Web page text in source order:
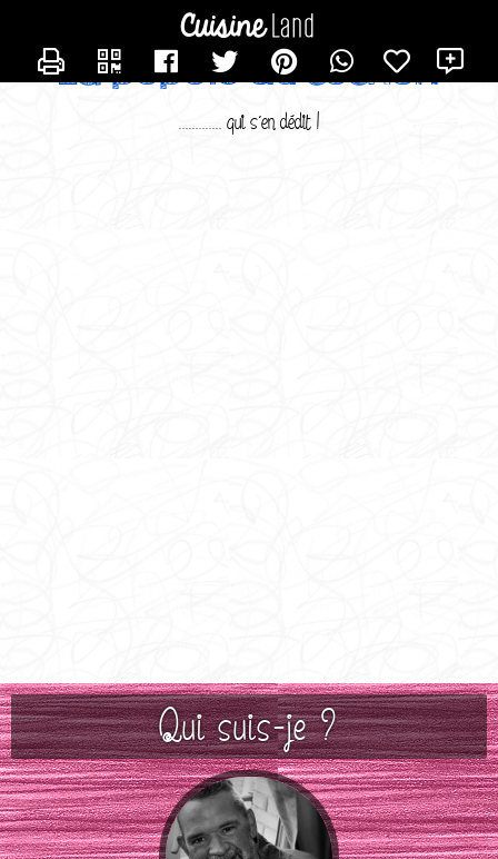
La popote du cochon
............. qui s'en dédit !
Qui suis-je ?
CONTACTER SUSMINERVAM